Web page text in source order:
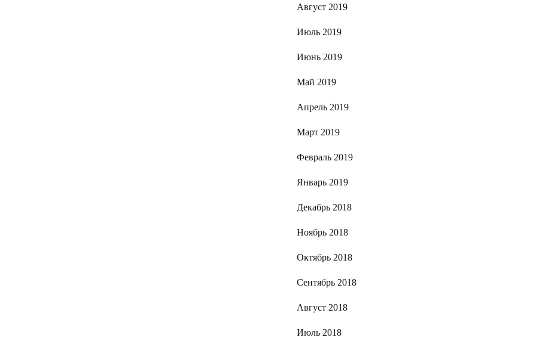
Август 2019
Июль 2019
Июнь 2019
Май 2019
Апрель 2019
Март 2019
Февраль 2019
Январь 2019
Декабрь 2018
Ноябрь 2018
Октябрь 2018
Сентябрь 2018
Август 2018
Июль 2018